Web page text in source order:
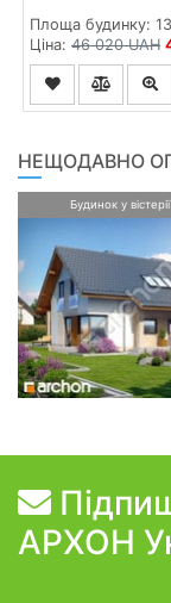
Площа будинку:
Ціна: 46 020 UAH
НЕЩОДАВНО
Будинок у
АРХОН